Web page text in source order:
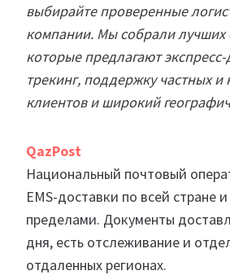
выбирайте проверенные
компании. Мы собрали лучших
которые предлагают экспресс-
трекинг, поддержку частных
клиентов и широкий
QazPost
Национальный почтовый
EMS-доставки по всей стране
пределами. Документы
дня, есть отслеживание и
отдаленных регионах.